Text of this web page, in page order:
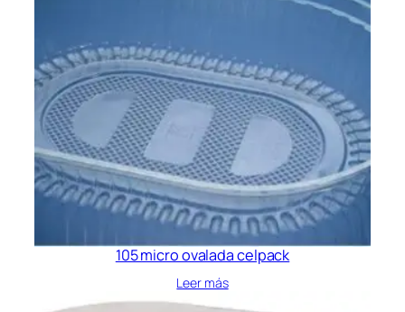
105 micro ovalada celpack
Leer más